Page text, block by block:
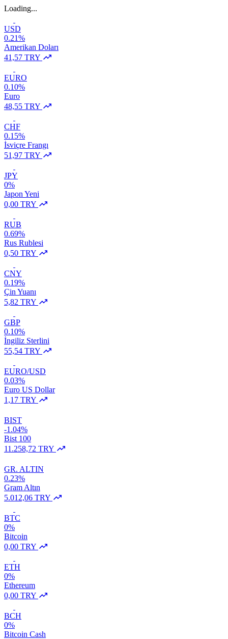
Loading...
USD
0.21%
Amerikan Doları
41,57 TRY
EURO
0.10%
Euro
48,55 TRY
CHF
0.15%
İsviçre Frangı
51,97 TRY
JPY
0%
Japon Yeni
0,00 TRY
RUB
0.69%
Rus Rublesi
0,50 TRY
CNY
0.19%
Çin Yuanı
5,82 TRY
GBP
0.10%
İngiliz Sterlini
55,54 TRY
EURO/USD
0.03%
Euro US Dollar
1,17 TRY
BIST
-1.04%
Bist 100
11.258,72 TRY
GR. ALTIN
0.23%
Gram Altın
5.012,06 TRY
BTC
0%
Bitcoin
0,00 TRY
ETH
0%
Ethereum
0,00 TRY
BCH
0%
Bitcoin Cash